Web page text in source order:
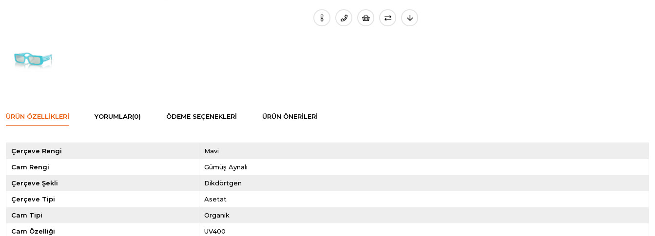
ÜRÜN ÖZELLIKLERI YORUMLAR(0) ÖDEME SEÇENEKLERI ÜRÜN ÖNERILERI
Çerçeve Rengi Mavi
Cam Rengi Gümüş Aynalı
Çerçeve Şekli Dikdörtgen
Çerçeve Tipi Asetat
Cam Tipi Organik
Cam Özelliği UV400